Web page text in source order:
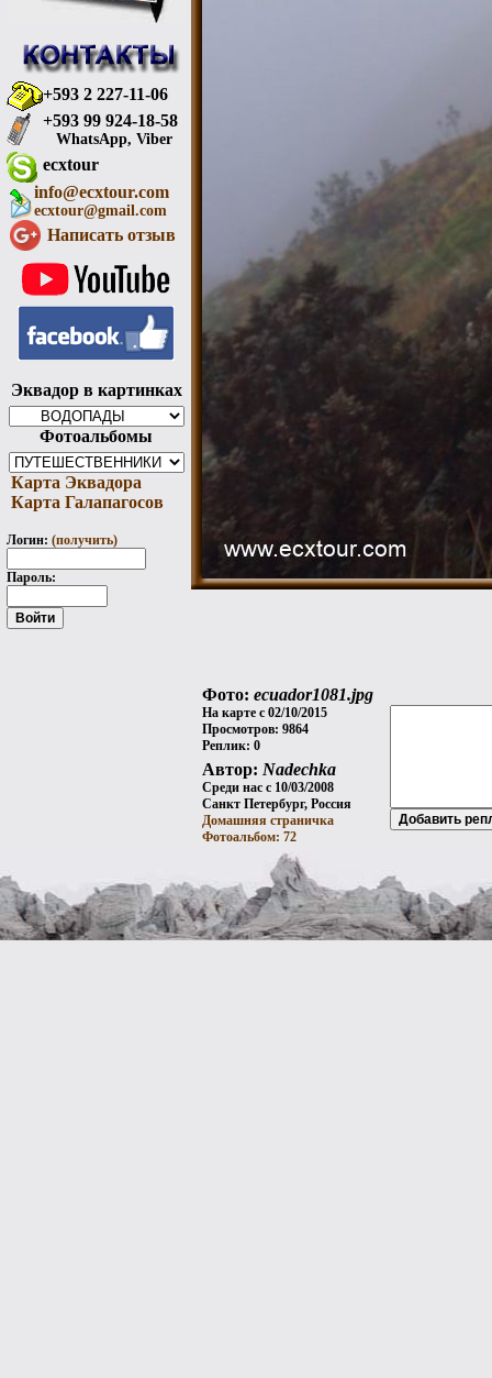
+593 2 227-11-06
+593 99 924-18-58
WhatsApp, Viber
ecxtour
info@ecxtour.com
ecxtour@gmail.com
Написать отзыв
Эквадор в картинках
Фотоальбомы
Карта Эквадора
Карта Галапагосов
Логин: (получить)
Пароль:
Фото: ecuador1081.jpg
На карте с 02/10/2015
Просмотров: 9864
Реплик: 0
Автор: Nadechka
Среди нас с 10/03/2008
Санкт Петербург, Россия
Домашняя страничка
Фотоальбом: 72